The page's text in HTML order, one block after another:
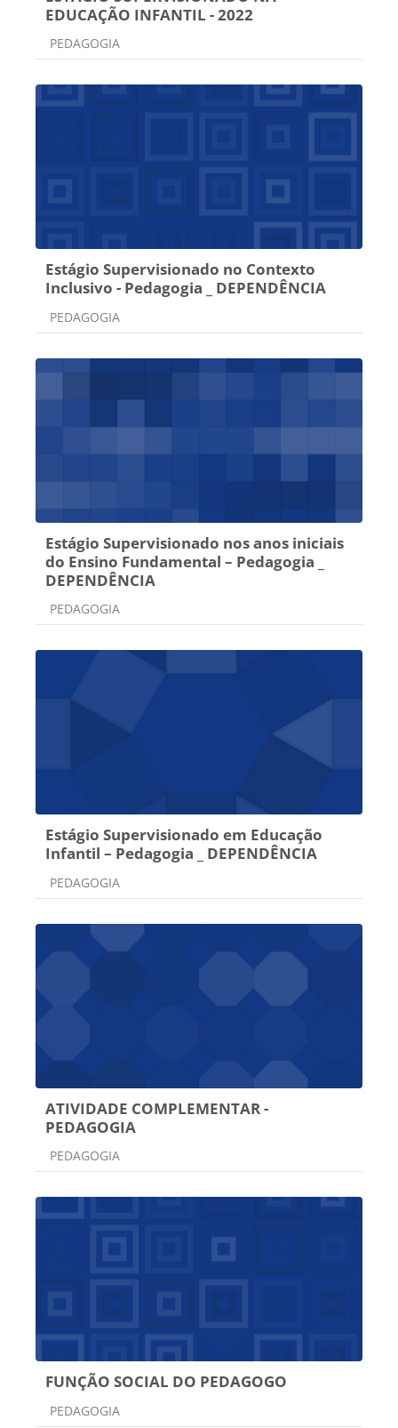
EDUCAÇÃO INFANTIL - 2022
Categoria do curso
PEDAGOGIA
Estágio Supervisionado no Contexto
Inclusivo - Pedagogia _ DEPENDÊNCIA
Categoria do curso
PEDAGOGIA
Estágio Supervisionado nos anos iniciais
do Ensino Fundamental – Pedagogia _
DEPENDÊNCIA
Categoria do curso
PEDAGOGIA
Estágio Supervisionado em Educação
Infantil – Pedagogia _ DEPENDÊNCIA
Categoria do curso
PEDAGOGIA
ATIVIDADE COMPLEMENTAR -
PEDAGOGIA
Categoria do curso
PEDAGOGIA
FUNÇÃO SOCIAL DO PEDAGOGO
Categoria do curso
PEDAGOGIA